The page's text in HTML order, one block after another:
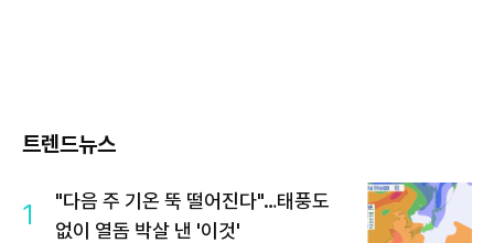
트렌드뉴스
1
"다음 주 기온 뚝 떨어진다"…태풍도
없이 열돔 박살 낸 '이것'